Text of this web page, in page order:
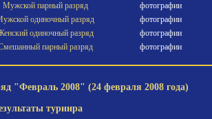
Мужской парный разряд фотографии
одиночный разряд
фотографии
одиночный разряд
фотографии
парный разряд
фотографии
"Февраль 2008" (24 февраля 2008 года)
турнира